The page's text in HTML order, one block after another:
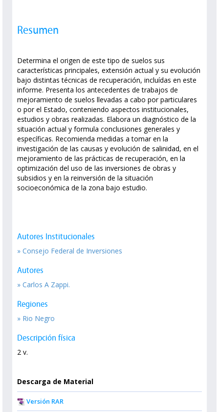
Resumen
Determina el origen de este tipo de suelos sus
características principales, extensión actual y su evolución
bajo distintas técnicas de recuperación, incluídas en este
informe. Presenta los antecedentes de trabajos de
mejoramiento de suelos llevadas a cabo por particulares
o por el Estado, conteniendo aspectos institucionales,
estudios y obras realizadas. Elabora un diagnóstico de la
situación actual y formula conclusiones generales y
específicas. Recomienda medidas a tomar en la
investigación de las causas y evolución de salinidad, en el
mejoramiento de las prácticas de recuperación, en la
optimización del uso de las inversiones de obras y
subsidios y en la reinversión de la situación
socioeconómica de la zona bajo estudio.
Autores Institucionales
» Consejo Federal de Inversiones
Autores
» Carlos A Zappi.
Regiones
» Rio Negro
Descripción física
2 v.
Descarga de Material
Versión RAR